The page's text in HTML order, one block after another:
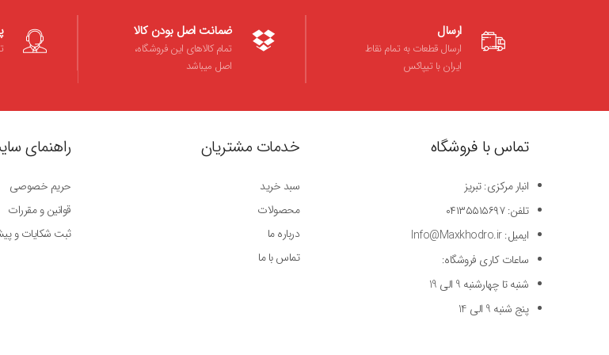
ضمانت اصل بودن کالا
تمام کالاهای این فروشگاه،
اصل میباشد
ارسال
ارسال قطعات به تمام نقاط
ایران با تیپاکس
راهنمای
حریم خصوصی
قوانین و مقررات
ثبت شکایات و
خدمات مشتریان
سبد خرید
محصولات
درباره ما
تماس با ما
تماس با فروشگاه
انبار مرکزی: تبریز
تلفن: ۰۴۱۳۵۵۱۵۶۹۷
ایمیل: Info@Maxkhodro.ir
ساعات کاری فروشگاه:
شنبه تا چهارشنبه 9 الی 19
پنج شنبه 9 الی 14